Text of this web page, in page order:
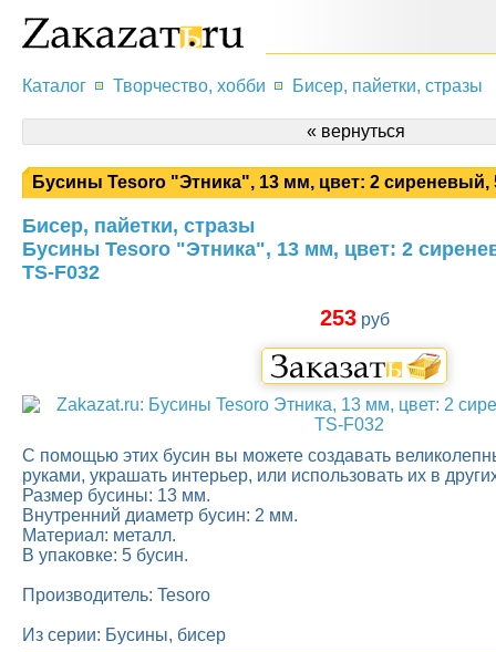
Каталог Творчество, хобби Бисер, пайетки, стразы
« вернуться
Бусины Tesoro "Этника", 13 мм, цвет: 2 сиреневый,
Бисер, пайетки, стразы
Бусины Tesoro "Этника", 13 мм, цвет: 2
TS-F032
253руб
С помощью этих бусин вы можете создавать
руками, украшать интерьер, или использовать их в
Размер бусины: 13 мм.
Внутренний диаметр бусин: 2 мм.
Материал: металл.
В упаковке: 5 бусин.
Производитель: Tesoro
Из серии: Бусины, бисер